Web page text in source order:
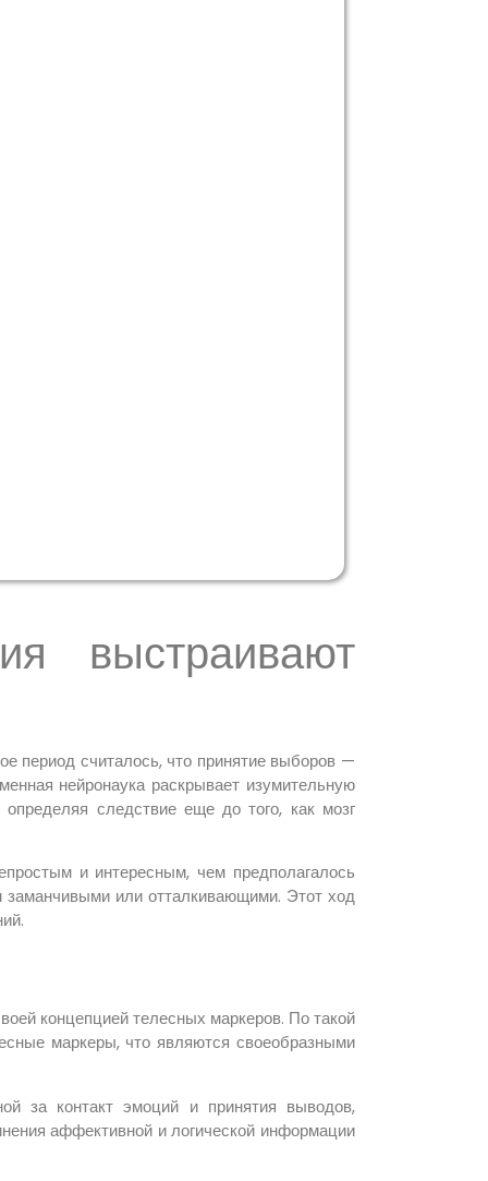
выстраивают
период считалось, что принятие выборов —
нейронаука раскрывает изумительную
следствие еще до того, как мозг
и интересным, чем предполагалось
заманчивыми или отталкивающими. Этот ход
концепцией телесных маркеров. По такой
маркеры, что являются своеобразными
за контакт эмоций и принятия выводов,
аффективной и логической информации